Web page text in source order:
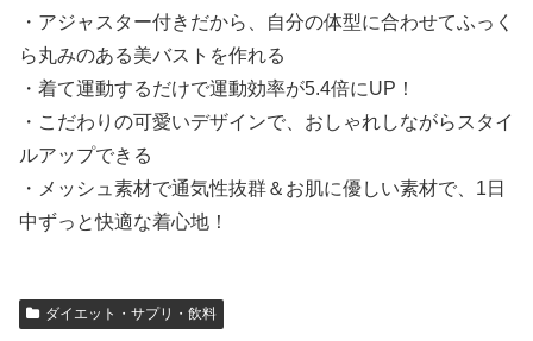
・アジャスター付きだから、自分の体型に合わせてふっく
ら丸みのある美バストを作れる
・着て運動するだけで運動効率が5.4倍にUP！
・こだわりの可愛いデザインで、おしゃれしながらスタイ
ルアップできる
・メッシュ素材で通気性抜群＆お肌に優しい素材で、1日
中ずっと快適な着心地！
ダイエット・サプリ・飲料